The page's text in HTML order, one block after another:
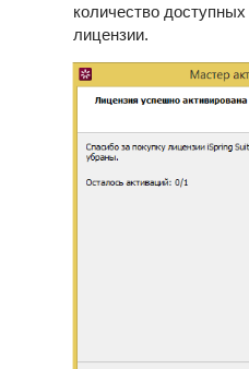
количество
лицензии.